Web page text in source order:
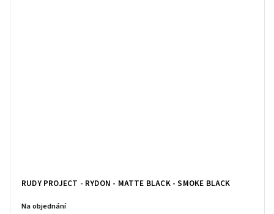
RUDY PROJECT - RYDON - MATTE BLACK - SMOKE BLACK
Na objednání